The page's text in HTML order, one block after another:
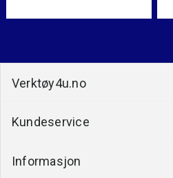
Verktøy4u.no
Kundeservice
Informasjon